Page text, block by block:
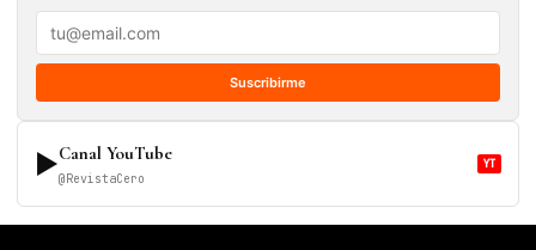
Suscribirme
▶Canal YouTube
@RevistaCero
YT